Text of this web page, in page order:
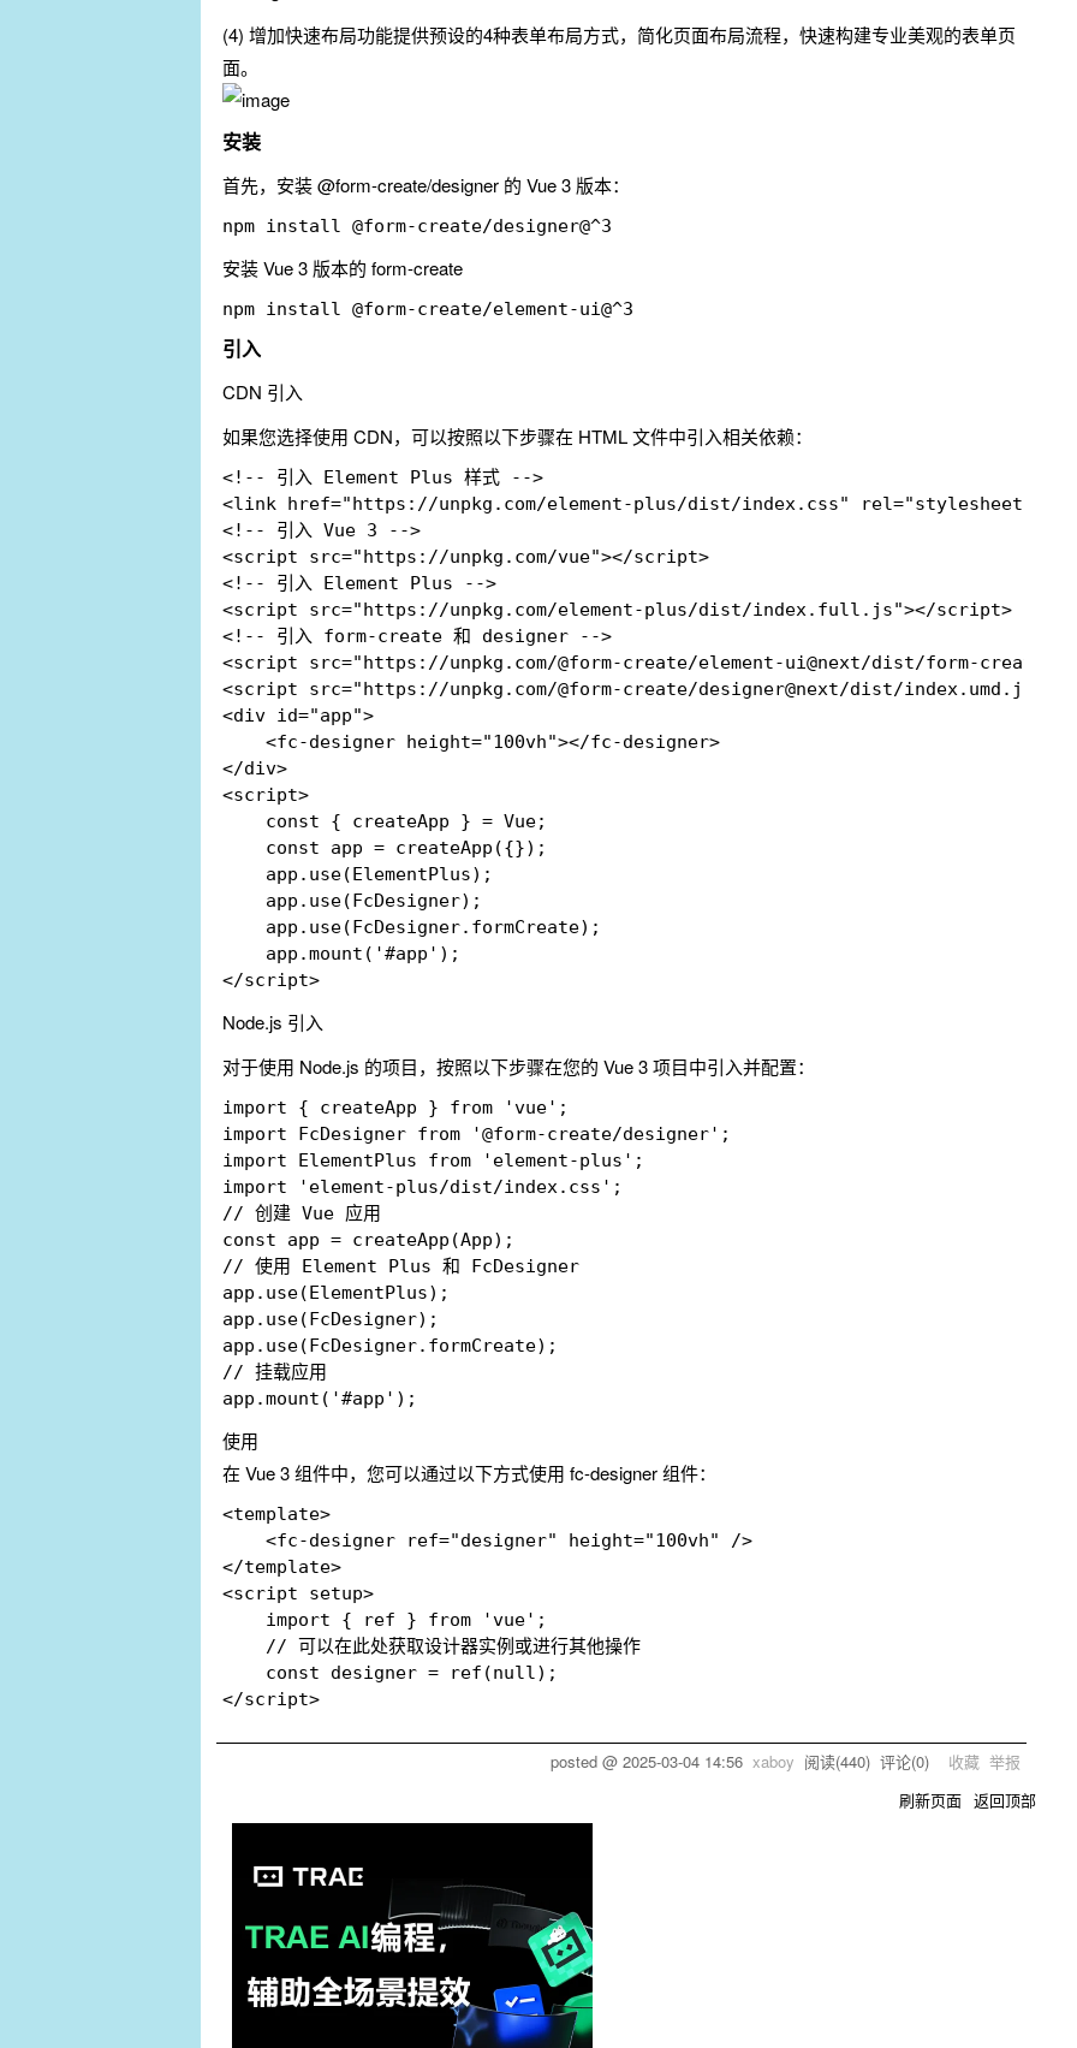
(4) 增加快速布局功能提供预设的4种表单布局方式，简化页面布局流程，快速构建专业美观的表单页
面。
安装
首先，安装 @form-create/designer 的 Vue 3 版本：
安装 Vue 3 版本的 form-create
引入
CDN 引入
如果您选择使用 CDN，可以按照以下步骤在 HTML 文件中引入相关依赖：
<!-- 引入 Element Plus 样式 -->
<link href="https://unpkg.com/element-plus/dist/index.css" rel="stylesheet" />
<!-- 引入 Vue 3 -->
<script src="https://unpkg.com/vue"></script>
<!-- 引入 Element Plus -->
<script src="https://unpkg.com/element-plus/dist/index.full.js"></script>
<!-- 引入 form-create 和 designer -->
<script src="https://unpkg.com/@form-create/element-ui@next/dist/form-
<script src="https://unpkg.com/@form-create/designer@next/dist/
<div id="app">
    <fc-designer height="100vh"></fc-designer>
</div>
<script>
    const { createApp } = Vue;
    const app = createApp({});
    app.use(ElementPlus);
    app.use(FcDesigner);
    app.use(FcDesigner.formCreate);
    app.mount('#app');
Node.js 引入
对于使用 Node.js 的项目，按照以下步骤在您的 Vue 3 项目中引入并配置：
import { createApp } from 'vue';
import FcDesigner from '@form-create/designer';
import ElementPlus from 'element-plus';
import 'element-plus/dist/index.css';
// 创建 Vue 应用
const app = createApp(App);
// 使用 Element Plus 和 FcDesigner
app.use(ElementPlus);
app.use(FcDesigner);
app.use(FcDesigner.formCreate);
// 挂载应用
使用
在 Vue 3 组件中，您可以通过以下方式使用 fc-designer 组件：
<template>
    <fc-designer ref="designer" height="100vh" />
</template>
<script setup>
    import { ref } from 'vue';
    // 可以在此处获取设计器实例或进行其他操作
    const designer = ref(null);
posted @ 2025-03-04 14:56 xaboy 阅读(440) 评论(0) 收藏 举报
刷新页面 返回顶部